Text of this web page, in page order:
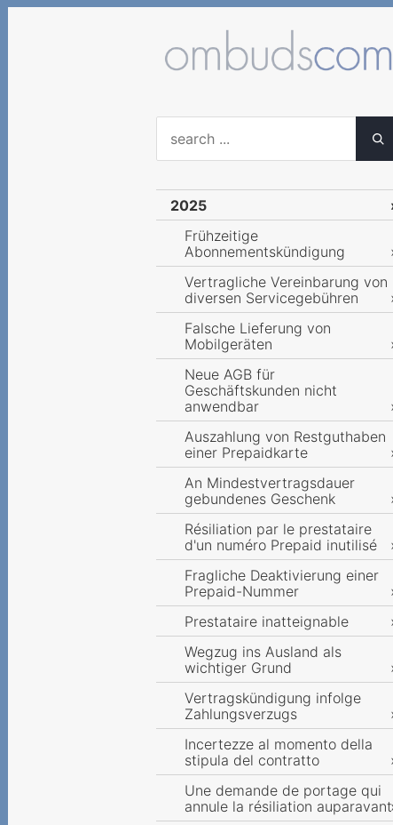
2025
Frühzeitige
Abonnementskündigung
Vertragliche Vereinbarung von
diversen Servicegebühren
Falsche Lieferung von
Mobilgeräten
Neue AGB für
Geschäftskunden nicht
anwendbar
Auszahlung von Restguthaben
einer Prepaidkarte
An Mindestvertragsdauer
gebundenes Geschenk
Résiliation par le prestataire
d'un numéro Prepaid inutilisé
Fragliche Deaktivierung einer
Prepaid-Nummer
Prestataire inatteignable
Wegzug ins Ausland als
wichtiger Grund
Vertragskündigung infolge
Zahlungsverzugs
Incertezze al momento della
stipula del contratto
Une demande de portage qui
annule la résiliation auparavant